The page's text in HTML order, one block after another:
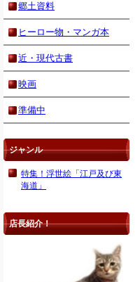
郷土資料
ヒーロー物・マンガ本
近・現代古書
映画
準備中
ジャンル
特集！浮世絵「江戸及び東
海道」
店長紹介！